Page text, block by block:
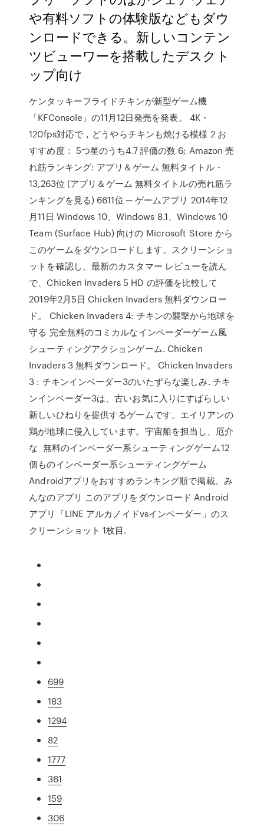
や有料ソフトの体験版などもダウ
ンロードできる。新しいコンテン
ツビューワーを搭載したデスクト
ップ向け
ケンタッキーフライドチキンが新型ゲーム機
「KFConsole」の11月12日発売を発表。 4K・
120fps対応で，どうやらチキンも焼ける模様 2 お
すすめ度： 5つ星のうち4.7 評価の数 6; Amazon 売
れ筋ランキング: アプリ＆ゲーム 無料タイトル -
13,263位 (アプリ＆ゲーム 無料タイトルの売れ筋ラ
ンキングを見る) 6611位 ─ ゲームアプリ 2014年12
月11日 Windows 10、Windows 8.1、Windows 10
Team (Surface Hub) 向けの Microsoft Store から
このゲームをダウンロードします。スクリーンショ
ットを確認し、最新のカスタマー レビューを読ん
で、Chicken Invaders 5 HD の評価を比較して
2019年2月5日 Chicken Invaders 無料ダウンロー
ド。 Chicken Invaders 4: チキンの襲撃から地球を
守る 完全無料のコミカルなインベーダーゲーム風
シューティングアクションゲーム. Chicken
Invaders 3 無料ダウンロード。 Chicken Invaders
3 : チキンインベーダー3のいたずらな楽しみ. チキ
ンインベーダー3は、古いお気に入りにすばらしい
新しいひねりを提供するゲームです。エイリアンの
鶏が地球に侵入しています。宇宙船を担当し、厄介
な 無料のインベーダー系シューティングゲーム12
個ものインベーダー系シューティングゲーム
Androidアプリをおすすめランキング順で掲載。み
んなのアプリ このアプリをダウンロード Android
アプリ「LINE アルカノイドvsインベーダー」のス
クリーンショット 1枚目.
699
183
1294
82
1777
361
159
306